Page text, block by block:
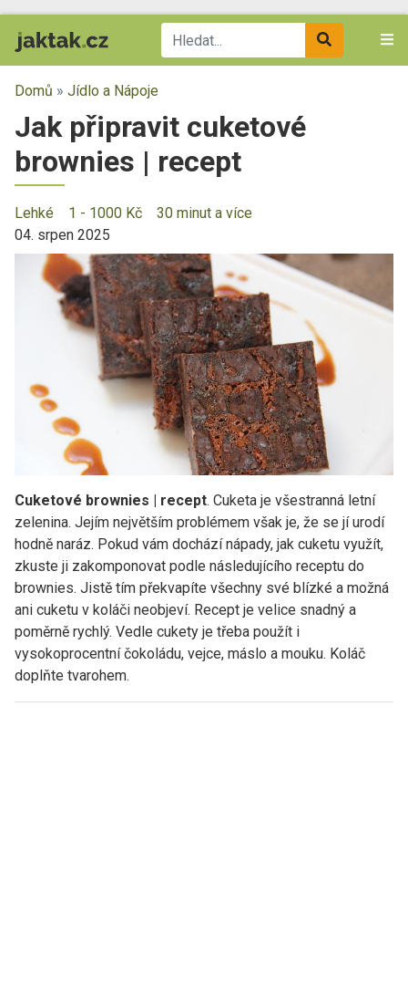
Domů » Jídlo a Nápoje
Jak připravit cuketové
brownies | recept
Lehké 1 - 1000 Kč
30 minut a více
04. srpen 2025
Cuketové brownies | recept. Cuketa je všestranná letní
zelenina. Jejím největším problémem však je, že se jí urodí
hodně naráz. Pokud vám dochází nápady, jak cuketu využít,
zkuste ji zakomponovat podle následujícího receptu do
brownies. Jistě tím překvapíte všechny své blízké a možná
ani cuketu v koláči neobjeví. Recept je velice snadný a
poměrně rychlý. Vedle cukety je třeba použít i
vysokoprocentní čokoládu, vejce, máslo a mouku. Koláč
doplňte tvarohem.